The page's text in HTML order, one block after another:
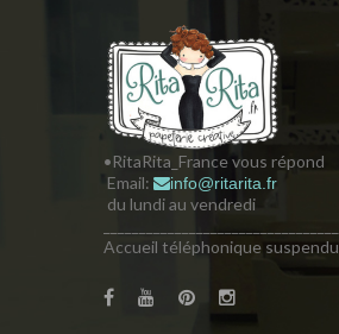
•RitaRita_France vous répond
Email:
info@ritarita.fr
du lundi au vendredi
Accueil téléphonique suspendu